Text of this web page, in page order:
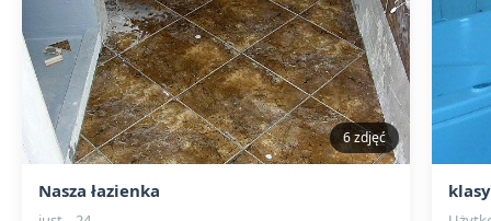
6 zdjęć
Nasza łazienka